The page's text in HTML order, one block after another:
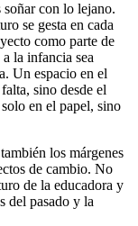
soñar con lo lejano.
se gesta en cada
como parte de
la infancia sea
Un espacio en el
sino desde el
en el papel, sino
los márgenes
de cambio. No
de la educadora y
del pasado y la